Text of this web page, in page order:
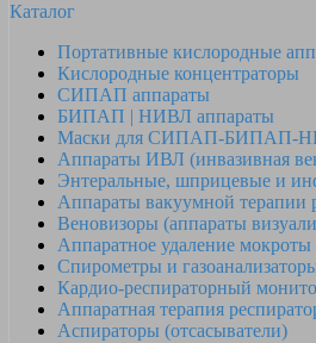
Каталог
Портативные кислородные
Кислородные концентраторы
СИПАП аппараты
БИПАП | НИВЛ аппараты
Маски для СИПАП-БИПАП-
Аппараты ИВЛ (инвазивная
Энтеральные, шприцевые и
Аппараты вакуумной терапии
Веновизоры (аппараты
Аппаратное удаление
Спирометры и
Кардио-респираторный
Аппаратная терапия
Аспираторы (отсасыватели)